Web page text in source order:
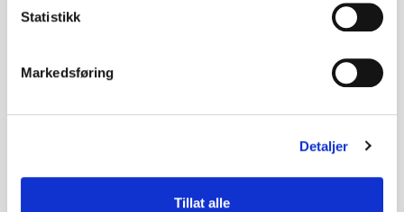
Statistikk
Markedsføring
Detaljer
Tillat alle
skal utføres, og hvilke løsninger som er både trygge
Les mer